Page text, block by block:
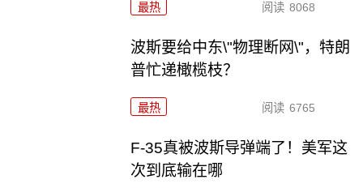
最热 阅读 8068
波斯要给中东\"物理断网\"，特朗
普忙递橄榄枝？
最热 阅读 6765
F-35真被波斯导弹端了！美军这
次到底输在哪